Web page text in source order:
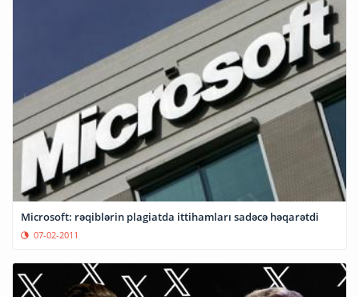
Microsoft: rəqiblərin plagiatda ittihamları sadəcə həqarətdi
07-02-2011